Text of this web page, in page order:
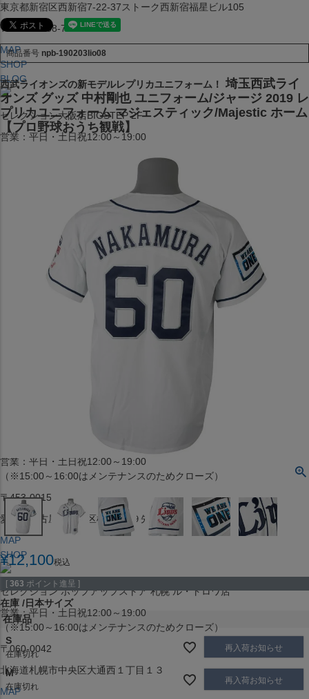
東京都新宿区西新宿7-22-37ストーク西新宿福星ビル105
TEL:03-5338-7231
MAP
SHOP
BLOG
セレクション大阪店BIGSTEP 2F
営業：平日・土日祝12:00～19:00
大阪府大阪市中央区西心斎橋1丁目6番14号
営業：土・日・祝日のみ 12:00-18:00
営業：平日・土日祝12:00～19:00
（※15:00～16:00はメンテナンスのためクローズ）
〒453-0015
愛知県名古屋市中村区椿町６−９先
MAP
SHOP
セレクション ポップアップストア 札幌 ル・トロワ店
営業：平日・土日祝12:00～19:00
（※15:00～16:00はメンテナンスのためクローズ）
〒060-0042
北海道札幌市中央区大通西１丁目１３
MAP
商品番号 npb-190203lio08
西武ライオンズの新モデルレプリカユニフォーム！
埼玉西武ライ
オンズ グッズ 中村剛也 ユニフォーム/ジャージ 2019 レ
プリカユニフォーム マジェスティック/Majestic ホーム
【プロ野球おうち観戦】
¥12,100税込
[ 363 ポイント進呈 ]
在庫
日本サイズ
在庫品
S
在庫切れ
再入荷お知らせ
M
在庫切れ
再入荷お知らせ